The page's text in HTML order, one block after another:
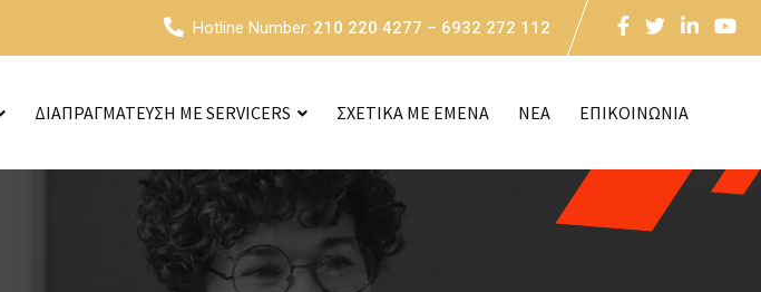
Hotline Number: 210 220 4277 – 6932 272 112
ΔΙΑΠΡΑΓΜΑΤΕΥΣΗ ΜΕ SERVICERS ΣΧΕΤΙΚΑ ΜΕ ΕΜΕΝΑ NEA ΕΠΙΚΟΙΝΩΝΙΑ